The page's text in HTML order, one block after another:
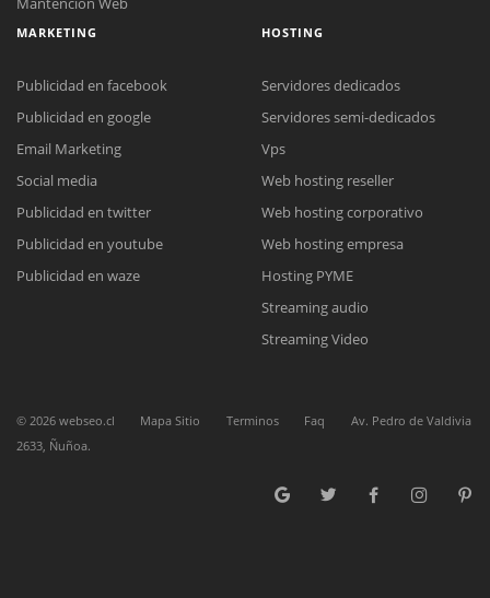
Reunión online
Nuestros ejecutivos le enviarán un correo electrónico con el enlace a
Meet para la reunión online.
Cotización
Complete el formulario y nos contactaremos a la brevedad.
Chat Online
para enviarnos un correo electrónico con sus datos personales.
MARKETING
Publicidad en facebook
Publicidad en google
Email Marketing
Social media
Publicidad en twitter
Publicidad en youtube
Publicidad en waze
HOSTING
Servidores dedicados
Servidores semi-dedicados
Vps
Web hosting reseller
Web hosting corporativo
Web hosting empresa
Hosting PYME
Streaming audio
Streaming Video
© 2026 webseo.cl Mapa Sitio Terminos Faq
Av. Pedro de Valdivia
2633, Ñuñoa.